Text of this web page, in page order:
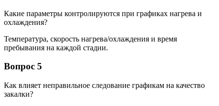
Какие параметры контролируются при графиках нагрева и
охлаждения?
Температура, скорость нагрева/охлаждения и время
пребывания на каждой стадии.
Вопрос 5
Как влияет неправильное следование графикам на качество
закалки?